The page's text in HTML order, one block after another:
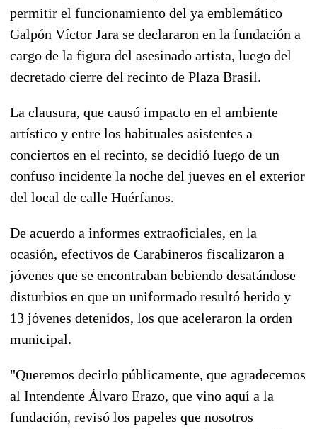
permitir el funcionamiento del ya emblemático
Galpón Víctor Jara se declararon en la fundación a
cargo de la figura del asesinado artista, luego del
decretado cierre del recinto de Plaza Brasil.
La clausura, que causó impacto en el ambiente
artístico y entre los habituales asistentes a
conciertos en el recinto, se decidió luego de un
confuso incidente la noche del jueves en el exterior
del local de calle Huérfanos.
De acuerdo a informes extraoficiales, en la
ocasión, efectivos de Carabineros fiscalizaron a
jóvenes que se encontraban bebiendo desatándose
disturbios en que un uniformado resultó herido y
13 jóvenes detenidos, los que aceleraron la orden
municipal.
"Queremos decirlo públicamente, que agradecemos
al Intendente Álvaro Erazo, que vino aquí a la
fundación, revisó los papeles que nosotros